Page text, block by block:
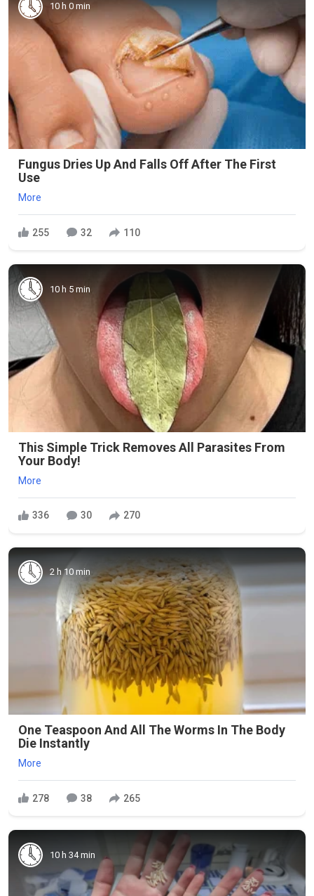
10 h 0 min
Fungus Dries Up And Falls Off After The First
Use
More
255 32 110
10 h 5 min
This Simple Trick Removes All Parasites From
Your Body!
More
336 30 270
2 h 10 min
One Teaspoon And All The Worms In The Body
Die Instantly
More
278 38 265
10 h 34 min